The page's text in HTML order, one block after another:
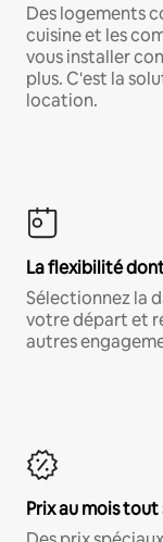
Des logements
cuisine et les
vous installer
plus. C'est la
location.
La flexibilité
Sélectionnez la
votre départ et
autres
Prix au mois tout